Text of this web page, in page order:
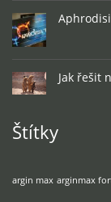
Jak řešit
Štítky
argin max arginmax